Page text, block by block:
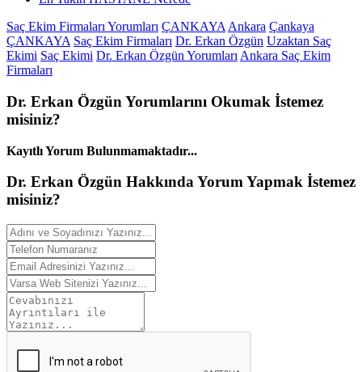
Saç Ekim Firmaları Yorumları ÇANKAYA Ankara Çankaya
ÇANKAYA Saç Ekim Firmaları Dr. Erkan Özgün Uzaktan Saç
Ekimi Saç Ekimi Dr. Erkan Özgün Yorumları Ankara Saç Ekim
Firmaları
Dr. Erkan Özgün Yorumlarını Okumak İstemez
misiniz?
Kayıtlı Yorum Bulunmamaktadır...
Dr. Erkan Özgün HakkındaYorumYapmak İstemez
misiniz?